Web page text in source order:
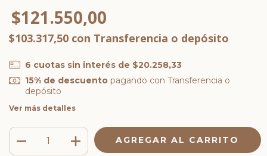
$121.550,00
$103.317,50 con Transferencia o depósito
6 cuotas sin interés de $20.258,33
15% de descuentopagando con Transferencia o
depósito
Ver más detalles